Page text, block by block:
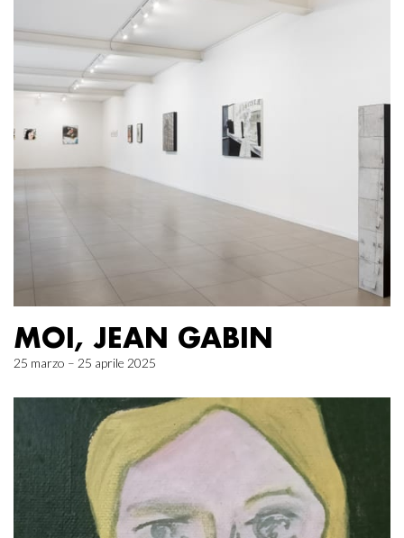
MOI, JEAN GABIN
25 marzo – 25 aprile 2025